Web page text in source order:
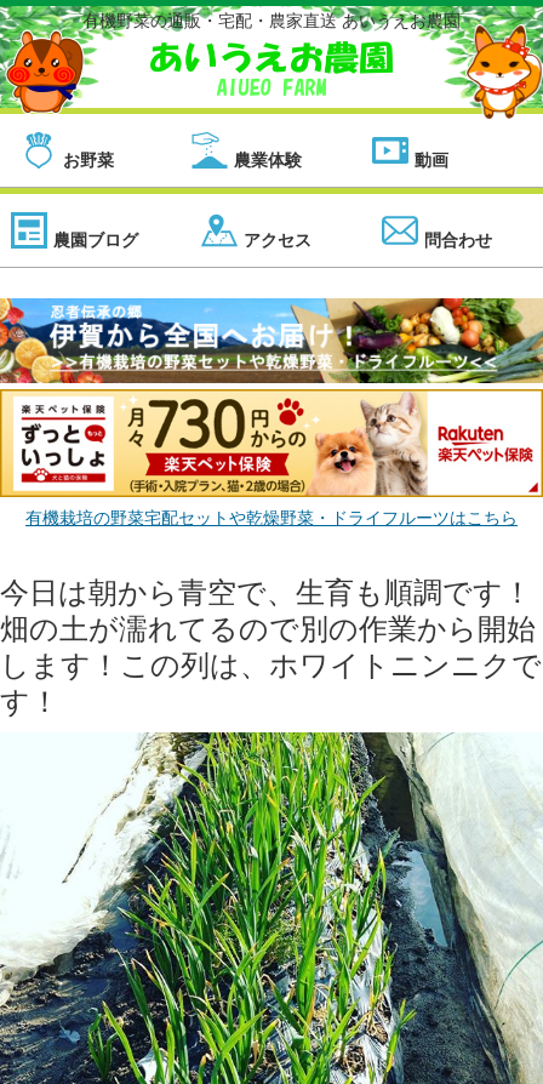
有機野菜の通販・宅配・農家直送 あいうえお農園
お野菜 農業体験 動画
農園ブログ アクセス 問合わせ
有機栽培の野菜宅配セットや乾燥野菜・ドライフルーツはこちら
今日は朝から青空で、生育も順調です！
畑の土が濡れてるので別の作業から開始
します！この列は、ホワイトニンニクで
す！